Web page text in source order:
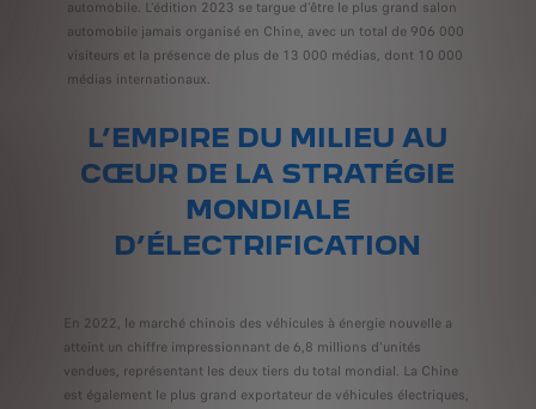
automobile. L’édition 2023 se targue d’être le plus grand salon
automobile jamais organisé en Chine, avec un total de 906 000
visiteurs et la présence de plus de 13 000 médias, dont 10 000
médias internationaux.
L’EMPIRE DU MILIEU AU
CŒUR DE LA STRATÉGIE
MONDIALE
D’ÉLECTRIFICATION
En 2022, le marché chinois des véhicules à énergie nouvelle a
atteint un chiffre impressionnant de 6,8 millions d'unités
vendues, représentant les deux tiers du total mondial. La Chine
est également le plus grand exportateur de véhicules électriques,